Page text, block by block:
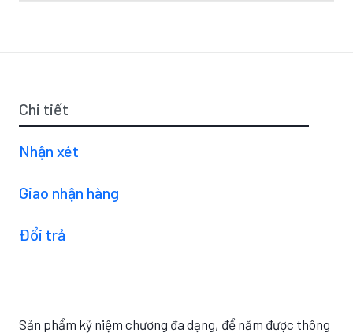
Chi tiết
Nhận xét
Giao nhận hàng
Đổi trả
Sản phẩm kỷ niệm chương đa dạng, để năm được thông